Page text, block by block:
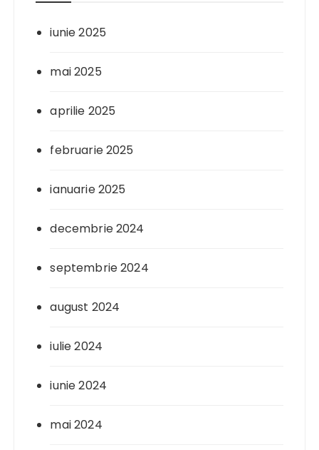
iunie 2025
mai 2025
aprilie 2025
februarie 2025
ianuarie 2025
decembrie 2024
septembrie 2024
august 2024
iulie 2024
iunie 2024
mai 2024